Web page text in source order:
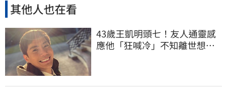
其他人也在看
43歲王凱明頭七！友人通靈感
應他「狂喊冷」不知離世想進